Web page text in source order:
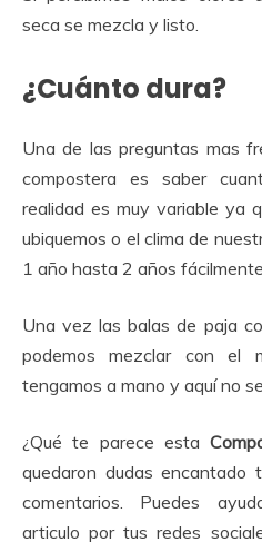
seca se mezcla y listo.
¿Cuánto dura?
Una de las preguntas mas
compostera es saber
realidad es muy variable ya
ubiquemos o el clima de
1 año hasta 2 años
Una vez las balas de paja
podemos mezclar con el
tengamos a mano y aquí no
¿Qué te parece esta
quedaron dudas encantado
comentarios. Puedes
articulo por tus redes